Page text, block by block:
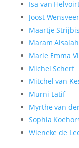
Isa van Helvoirt
Joost
Maartje Strijbis
Maram
Marie Emma
Michel Scherf
Mitchel van
Murni Latif
Myrthe van
Sophia
Wieneke de